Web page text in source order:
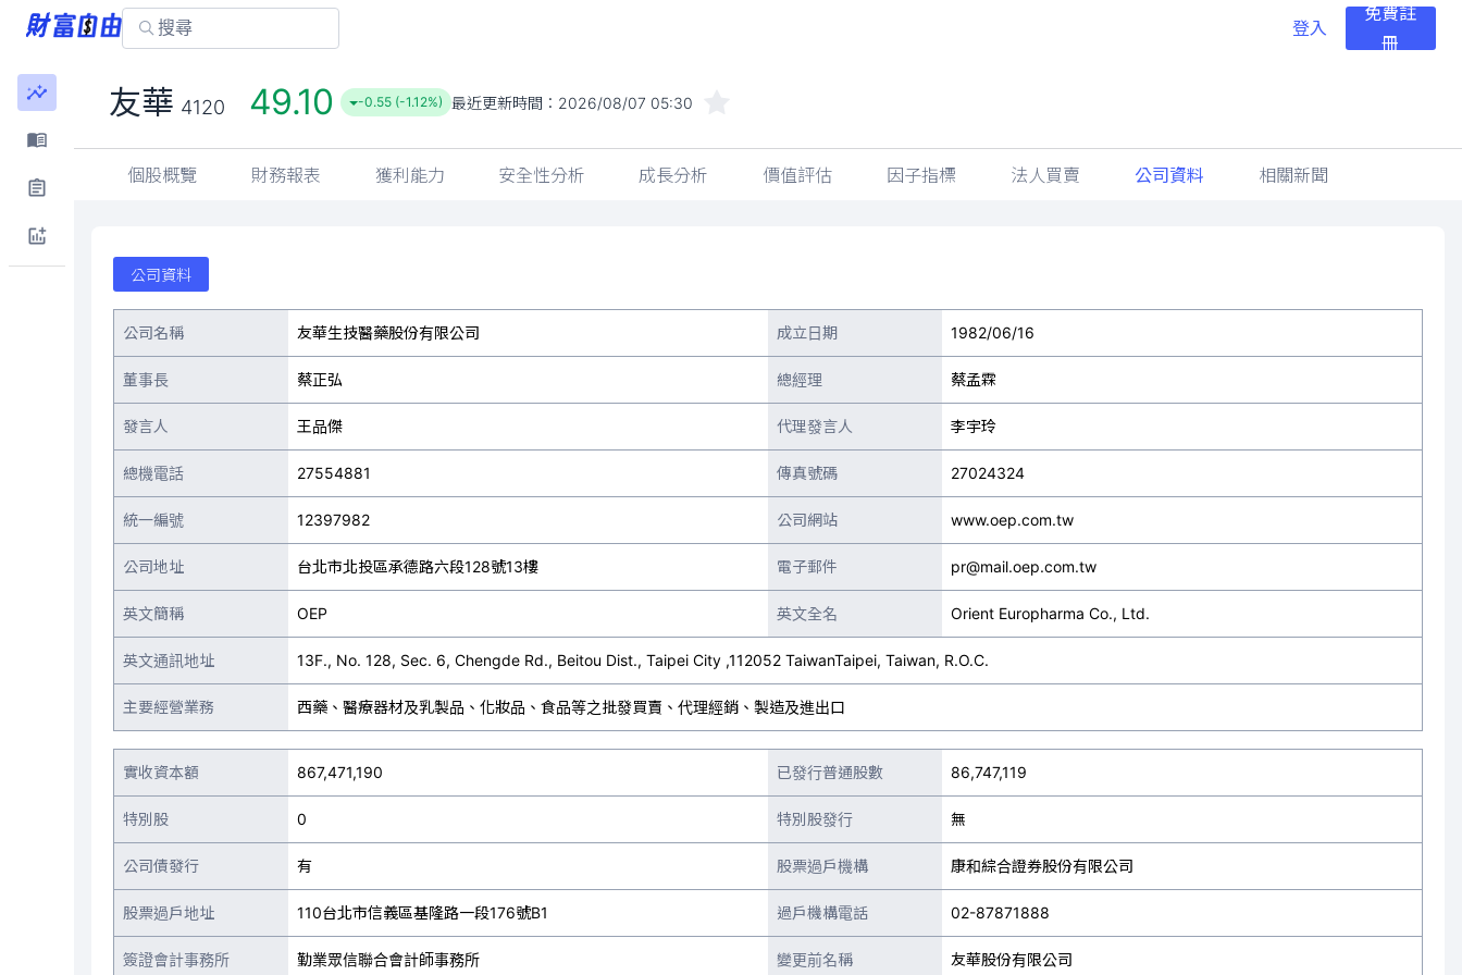
登入
免費註
冊
友華 4120 49.10 -0.55 (-1.12%) 最近更新時間： 2026/08/07 05:30
個股概覽 財務報表 獲利能力 安全性分析 成長分析 價值評估 因子指標 法人買賣 公司資料 相關新聞
公司資料
公司名稱 友華生技醫藥股份有限公司 成立日期 1982/06/16
董事長 蔡正弘 總經理 蔡孟霖
發言人 王品傑 代理發言人 李宇玲
總機電話 27554881 傳真號碼 27024324
統一編號 12397982 公司網站 www.oep.com.tw
公司地址 台北市北投區承德路六段128號13樓 電子郵件 pr@mail.oep.com.tw
英文簡稱 OEP 英文全名 Orient Europharma Co., Ltd.
英文通訊地址 13F., No. 128, Sec. 6, Chengde Rd., Beitou Dist., Taipei City ,112052 TaiwanTaipei, Taiwan, R.O.C.
主要經營業務 西藥、醫療器材及乳製品、化妝品、食品等之批發買賣、代理經銷、製造及進出口
實收資本額 867,471,190 已發行普通股數 86,747,119
特別股 0 特別股發行 無
公司債發行 有 股票過戶機構 康和綜合證券股份有限公司
股票過戶地址 110台北市信義區基隆路一段176號B1 過戶機構電話 02-87871888
簽證會計事務所 勤業眾信聯合會計師事務所 變更前名稱 友華股份有限公司